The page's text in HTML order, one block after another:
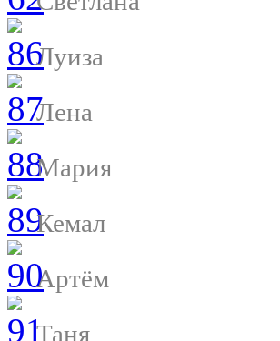
Луиза
Лена
Мария
Кемал
Артём
Таня